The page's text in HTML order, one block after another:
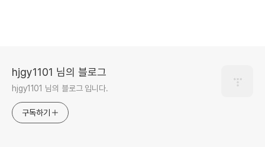
hjgy1101 님의 블로그
hjgy1101 님의 블로그 입니다.
구독하기